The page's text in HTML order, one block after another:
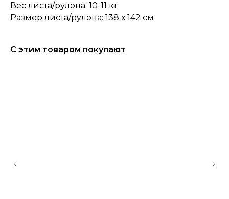
Вес листа/рулона: 10-11 кг
Размер листа/рулона: 138 х 142 см
С этим товаром покупают